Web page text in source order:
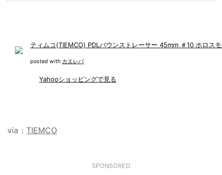
ティムコ(TIEMCO) PDLバウンストレーサー 45mm ＃10 ホロス
posted with カエレバ
Yahooショッピングで見る
via： TIEMCO
SPONSORED